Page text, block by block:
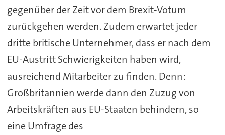
gegenüber der Zeit vor dem Brexit-Votum
zurückgehen werden. Zudem erwartet jeder
dritte britische Unternehmer, dass er nach dem
EU-Austritt Schwierigkeiten haben wird,
ausreichend Mitarbeiter zu finden. Denn:
Großbritannien werde dann den Zuzug von
Arbeitskräften aus EU-Staaten behindern, so
eine Umfrage des